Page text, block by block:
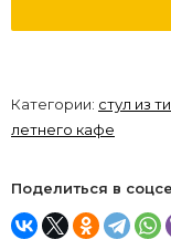
Категории: стул из
летнего кафе
Поделиться в